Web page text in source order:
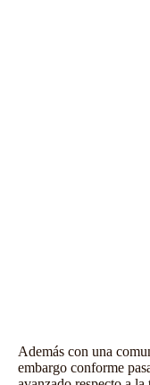
Además con una
embargo conforme